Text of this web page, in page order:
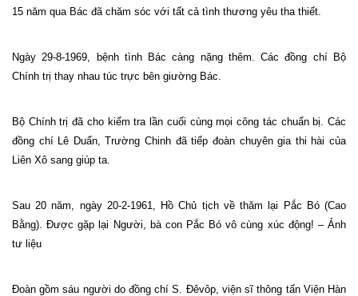
15 năm qua Bác đã chăm sóc với tất cả tình thương yêu tha thiết.
Ngày 29-8-1969, bệnh tình Bác càng nặng thêm. Các đồng chí Bộ
Chính trị thay nhau túc trực bên giường Bác.
Bộ Chính trị đã cho kiểm tra lần cuối cùng mọi công tác chuẩn bị. Các
đồng chí Lê Duẩn, Trường Chinh đã tiếp đoàn chuyên gia thi hài của
Liên Xô sang giúp ta.
Sau 20 năm, ngày 20-2-1961, Hồ Chủ tịch về thăm lại Pắc Bó (Cao
Bằng). Được gặp lại Người, bà con Pắc Bó vô cùng xúc động! – Ảnh
tư liệu
Đoàn gồm sáu người do đồng chí S. Đêvôp, viện sĩ thông tấn Viện Hàn